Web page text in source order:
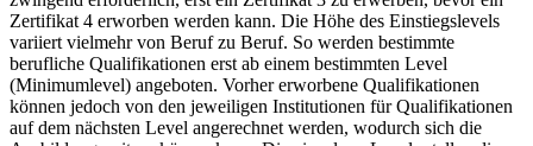
Zertifikat 4 erworben werden kann. Die Höhe des Einstiegslevels
variiert vielmehr von Beruf zu Beruf. So werden bestimmte
berufliche Qualifikationen erst ab einem bestimmten Level
(Minimumlevel) angeboten. Vorher erworbene Qualifikationen
können jedoch von den jeweiligen Institutionen für Qualifikationen
auf dem nächsten Level angerechnet werden, wodurch sich die